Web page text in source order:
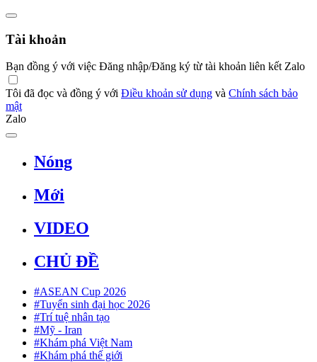
Tài khoản
Bạn đồng ý với việc Đăng nhập/Đăng ký từ tài khoản liên kết Zalo
Tôi đã đọc và đồng ý với Điều khoản sử dụng và Chính sách bảo
mật
Zalo
Nóng
Mới
VIDEO
CHỦ ĐỀ
#ASEAN Cup 2026
#Tuyển sinh đại học 2026
#Trí tuệ nhân tạo
#Mỹ - Iran
#Khám phá Việt Nam
#Khám phá thế giới